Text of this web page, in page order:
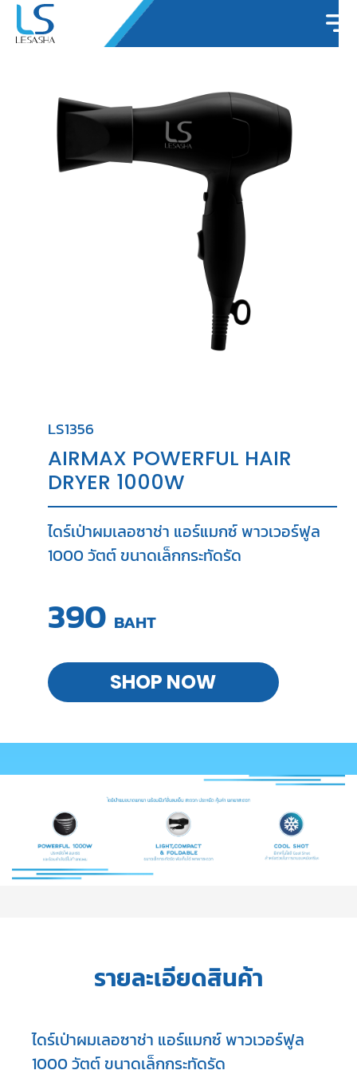
LS1356
AIRMAX POWERFUL HAIR
DRYER 1000W
ไดร์เป่าผมเลอซาช่า แอร์แมกซ์ พาวเวอร์ฟูล
1000 วัตต์ขนาดเล็กกระทัดรัด
390 BAHT
SHOP NOW
รายละเอียดสินค้า
ไดร์เป่าผมเลอซาช่า แอร์แมกซ์ พาวเวอร์ฟูล
1000 วัตต์ขนาดเล็กกระทัดรัด